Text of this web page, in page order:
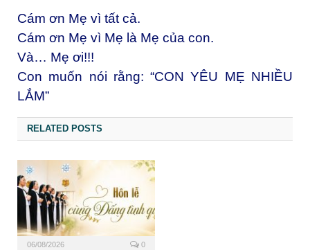
Cám ơn Mẹ vì tất cả.
Cám ơn Mẹ vì Mẹ là Mẹ của con.
Và… Mẹ ơi!!!
Con muốn nói rằng: “CON YÊU MẸ NHIỀU
LẮM”
RELATED POSTS
06/08/2026 0